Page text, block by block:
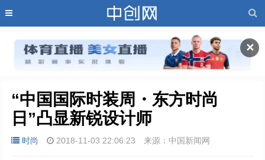
✕
“中国国际时装周・东方时尚
日”凸显新锐设计师
时尚 2018-11-03 22:06:23 来源：中国新闻网